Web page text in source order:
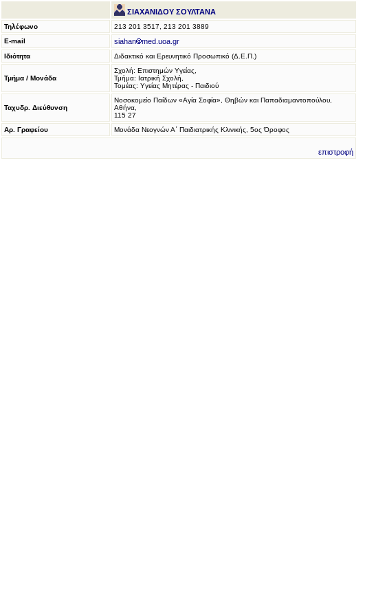
ΣΙΑΧΑΝΙΔΟΥ ΣΟΥΛΤΑΝΑ
Τηλέφωνο
213 201 3517, 213 201 3889
E-mail
siahan med.uoa.gr
Ιδιότητα Διδακτικό και Ερευνητικό Προσωπικό (Δ.Ε.Π.)
Τμήμα / Μονάδα
Σχολή: Επιστημών Υγείας,
Τμήμα: Ιατρική Σχολή,
Τομέας: Υγείας Μητέρας - Παιδιού
Ταχυδρ. Διεύθυνση
Νοσοκομείο Παίδων «Αγία Σοφία», Θηβών και Παπαδιαμαντοπούλου,
Αθήνα,
115 27
Αρ. Γραφείου
Μονάδα Νεογνών Α΄ Παιδιατρικής Κλινικής, 5ος Όροφος
επιστροφή